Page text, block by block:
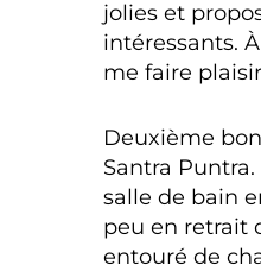
jolies et
intéressants.
me faire
Deuxième
Santra
salle de bain
peu en retrait
entouré de